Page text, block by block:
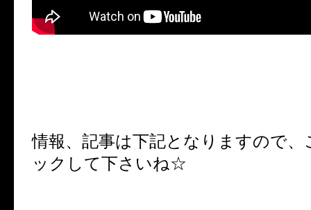
情報、記事は下記となりますので
ックして下さいね☆